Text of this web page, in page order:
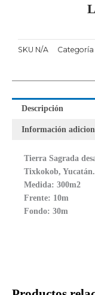
SKU N/A Categoría
Descripción
Información
Tierra Sagrada
Tixkokob, Yucatán.
Medida: 300m2
Frente: 10m
Fondo: 30m